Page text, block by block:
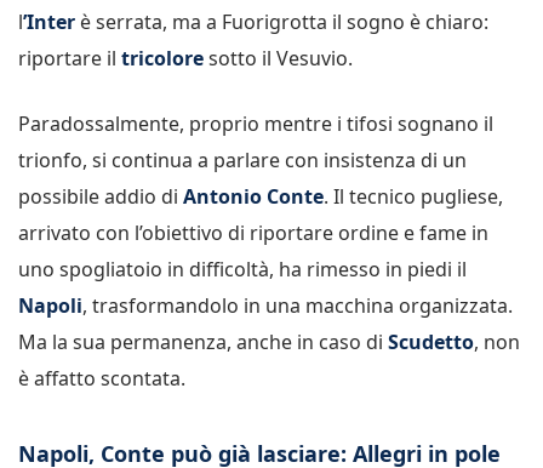
l’Inter è serrata, ma a Fuorigrotta il sogno è chiaro:
riportare il tricoloresotto il Vesuvio.
Paradossalmente, proprio mentre i tifosi sognano il
trionfo, si continua a parlare con insistenza di un
possibile addio di Antonio Conte. Il tecnico pugliese,
arrivato con l’obiettivo di riportare ordine e fame in
uno spogliatoio in difficoltà, ha rimesso in piedi il
Napoli, trasformandolo in una macchina organizzata.
Ma la sua permanenza, anche in caso di Scudetto, non
è affatto scontata.
Napoli, Conte può già lasciare: Allegri in pole